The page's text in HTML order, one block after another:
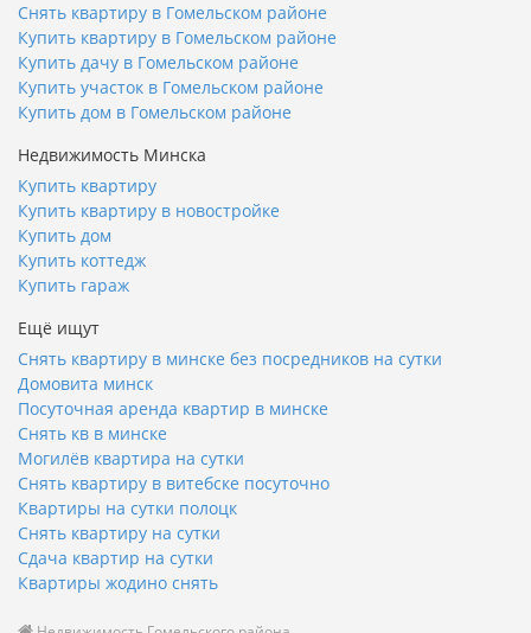
Снять квартиру в Гомельском районе
Купить квартиру в Гомельском районе
Купить дачу в Гомельском районе
Купить участок в Гомельском районе
Купить дом в Гомельском районе
Недвижимость Минска
Купить квартиру
Купить квартиру в новостройке
Купить дом
Купить коттедж
Купить гараж
Ещё ищут
Снять квартиру в минске без посредников на сутки
Домовита минск
Посуточная аренда квартир в минске
Снять кв в минске
Могилёв квартира на сутки
Снять квартиру в витебске посуточно
Квартиры на сутки полоцк
Снять квартиру на сутки
Сдача квартир на сутки
Квартиры жодино снять